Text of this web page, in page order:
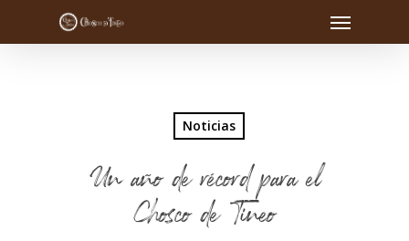
Noticias
Un año de récord para el
Chosco de Tineo